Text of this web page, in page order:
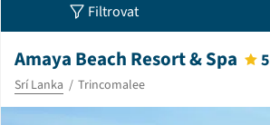
Filtrovat
Amaya Beach Resort & Spa 5
Srí Lanka Trincomalee